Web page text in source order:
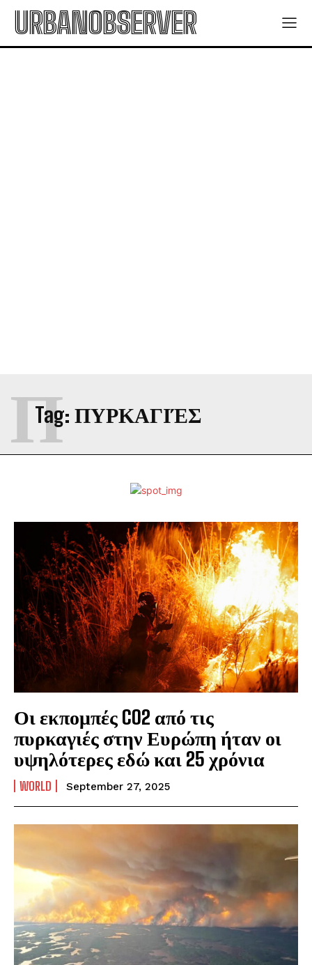
URBANOBSERVER
Tag: ΠΥΡΚΑΓΙΈΣ
Π
Οι εκπομπές CO2 από τις
πυρκαγιές στην Ευρώπη ήταν οι
υψηλότερες εδώ και 25 χρόνια
WORLD September 27, 2025